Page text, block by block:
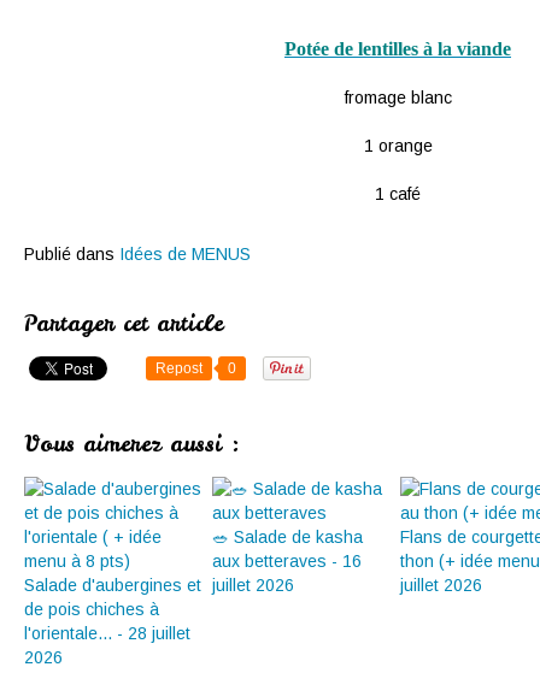
Potée de lentilles à la viande
fromage blanc
1 orange
1 café
Publié dans Idées de MENUS
Partager cet article
Repost 0
Vous aimerez aussi :
Salade d'aubergines et
de pois chiches à
l'orientale... - 28 juillet
2026
🥗 Salade de kasha
aux betteraves - 16
juillet 2026
Flans de
thon (+ idée
juillet 2026